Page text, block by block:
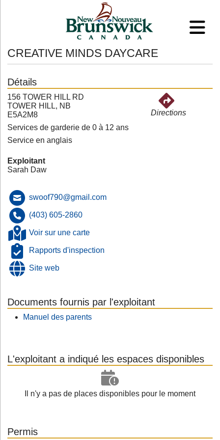
CREATIVE MINDS DAYCARE
Détails
156 TOWER HILL RD
TOWER HILL, NB
E5A2M8
Directions
Services de garderie de 0 à 12 ans
Service en anglais
Exploitant
Sarah Daw
swoof790@gmail.com
(403) 605-2860
Voir sur une carte
Rapports d'inspection
Site web
Documents fournis par l'exploitant
Manuel des parents
L'exploitant a indiqué les espaces disponibles
Il n'y a pas de places disponibles pour le moment
Permis